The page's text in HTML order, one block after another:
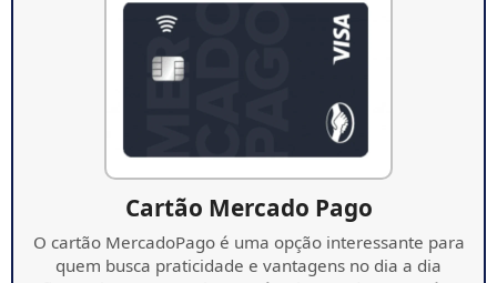
Cartão Mercado Pago
O cartão MercadoPago é uma opção interessante para
quem busca praticidade e vantagens no dia a dia